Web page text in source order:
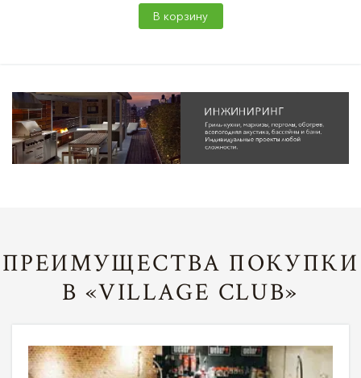
В корзину
ПРЕИМУЩЕСТВА ПОКУПКИ
В «VILLAGE CLUB»